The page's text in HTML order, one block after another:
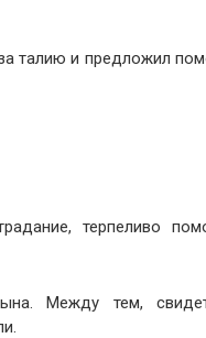
талию и предложил
терпеливо
Между тем,